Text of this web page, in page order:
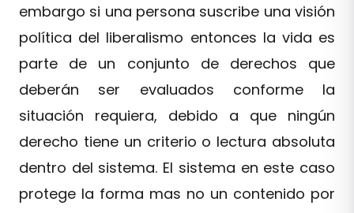
embargo si una persona suscribe una visión
política del liberalismo entonces la vida es
parte de un conjunto de derechos que
deberán ser evaluados conforme la
situación requiera, debido a que ningún
derecho tiene un criterio o lectura absoluta
dentro del sistema. El sistema en este caso
protege la forma mas no un contenido por